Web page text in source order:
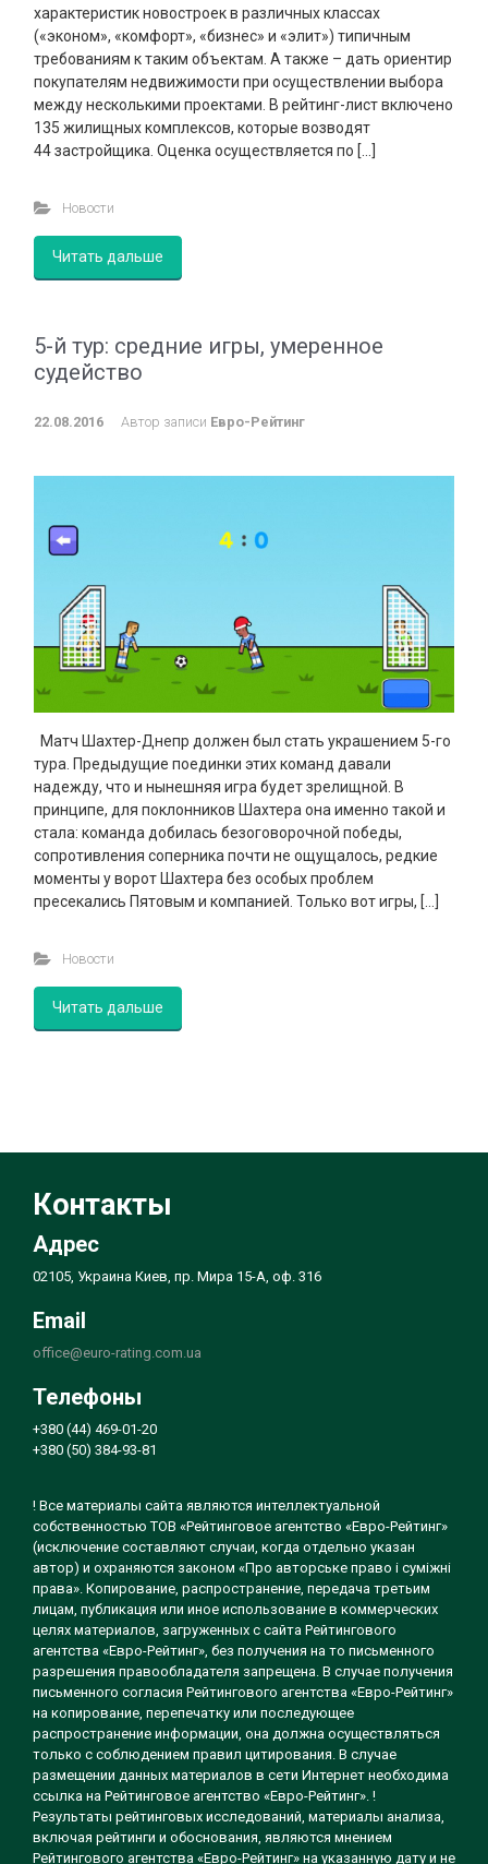
характеристик новостроек в различных классах
(«эконом», «комфорт», «бизнес» и «элит») типичным
требованиям к таким объектам. А также – дать ориентир
покупателям недвижимости при осуществлении выбора
между несколькими проектами. В рейтинг-лист включено
135 жилищных комплексов, которые возводят
44 застройщика. Оценка осуществляется по […]
Новости
Читать дальше
5-й тур: средние игры, умеренное
судейство
22.08.2016 Автор записи Евро-Рейтинг
Матч Шахтер-Днепр должен был стать украшением 5-го
тура. Предыдущие поединки этих команд давали
надежду, что и нынешняя игра будет зрелищной. В
принципе, для поклонников Шахтера она именно такой и
стала: команда добилась безоговорочной победы,
сопротивления соперника почти не ощущалось, редкие
моменты у ворот Шахтера без особых проблем
пресекались Пятовым и компанией. Только вот игры, […]
Новости
Читать дальше
Контакты
Адрес
02105, Украина Киев, пр. Мира 15-А, оф. 316
Email
office@euro-rating.com.ua
Телефоны
+380 (44) 469-01-20
+380 (50) 384-93-81
! Все материалы сайта являются интеллектуальной
собственностью ТОВ «Рейтинговое агентство «Евро-Рейтинг»
(исключение составляют случаи, когда отдельно указан
автор) и охраняются законом «Про авторське право і суміжні
права». Копирование, распространение, передача третьим
лицам, публикация или иное использование в коммерческих
целях материалов, загруженных с сайта Рейтингового
агентства «Евро-Рейтинг», без получения на то письменного
разрешения правообладателя запрещена. В случае получения
письменного согласия Рейтингового агентства «Евро-Рейтинг»
на копирование, перепечатку или последующее
распространение информации, она должна осуществляться
только с соблюдением правил цитирования. В случае
размещении данных материалов в сети Интернет необходима
ссылка на Рейтинговое агентство «Евро-Рейтинг». !
Результаты рейтинговых исследований, материалы анализа,
включая рейтинги и обоснования, являются мнением
Рейтингового агентства «Евро-Рейтинг» на указанную дату и не